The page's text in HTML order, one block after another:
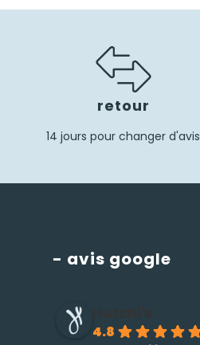
retour
14 jours pour changer d'avis
- avis google
4.8